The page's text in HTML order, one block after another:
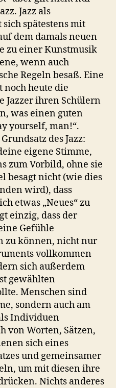
Jazz als
spätestens mit
dem damals neuen
zu einer Kunstmusik
wenn auch
Regeln besaß. Eine
noch heute die
Jazzer ihren Schülern
was einen guten
yourself, man!“.
des Jazz:
eigene Stimme,
zum Vorbild, ohne sie
besagt nicht (wie dies
wird), dass
etwas „Neues“ zu
einzig, dass der
Gefühle
zu können, nicht nur
vollkommen
sich außerdem
gewählten
Menschen sind
sondern auch am
Individuen
von Worten, Sätzen,
sich eines
und gemeinsamer
um mit diesen ihre
Nichts anderes